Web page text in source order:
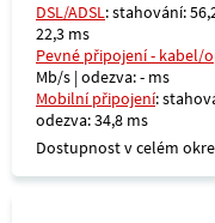
DSL/ADSL: stahování:
22,3 ms
Pevné připojení - kabel/
Mb/s | odezva: - ms
Mobilní připojení:
odezva: 34,8 ms
Dostupnost v celém